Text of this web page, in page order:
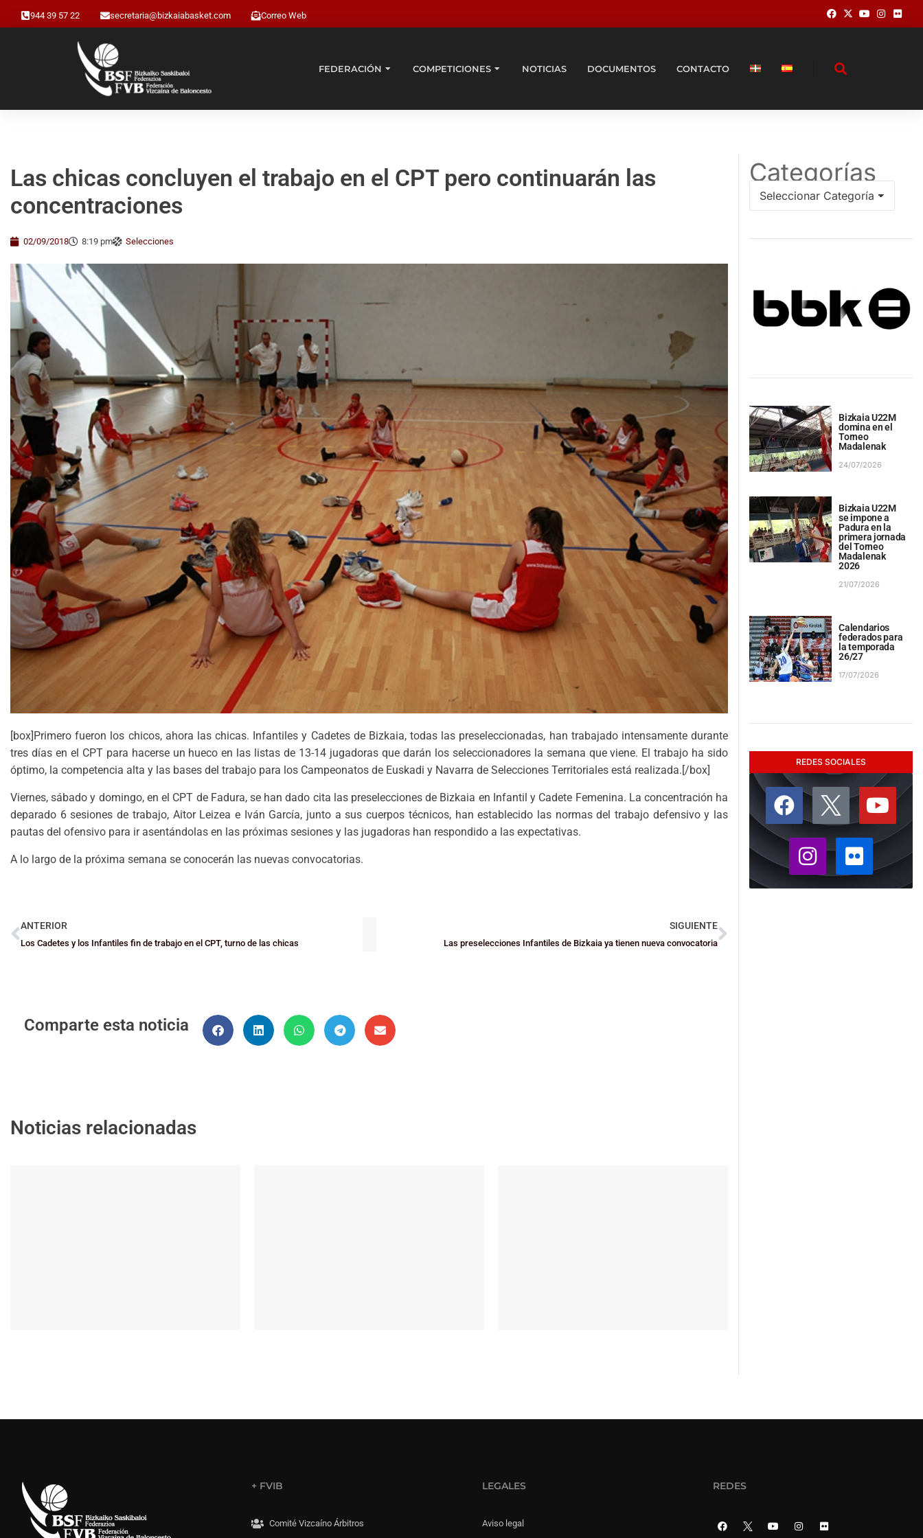
944 39 57 22 secretaria@bizkaiabasket.com Correo Web
FEDERACIÓN COMPETICIONES NOTICIAS DOCUMENTOS CONTACTO
Las chicas concluyen el trabajo en el CPT pero continuarán las
concentraciones
02/09/2018 8:19 pm Selecciones
[box]Primero fueron los chicos, ahora las chicas. Infantiles y Cadetes de Bizkaia, todas las preseleccionadas, han trabajado intensamente durante
tres días en el CPT para hacerse un hueco en las listas de 13-14 jugadoras que darán los seleccionadores la semana que viene. El trabajo ha sido
óptimo, la competencia alta y las bases del trabajo para los Campeonatos de Euskadi y Navarra de Selecciones Territoriales está realizada.[/box]
Viernes, sábado y domingo, en el CPT de Fadura, se han dado cita las preselecciones de Bizkaia en Infantil y Cadete Femenina. La concentración ha
deparado 6 sesiones de trabajo, Aitor Leizea e Iván García, junto a sus cuerpos técnicos, han establecido las normas del trabajo defensivo y las
pautas del ofensivo para ir asentándolas en las próximas sesiones y las jugadoras han respondido a las expectativas.
A lo largo de la próxima semana se conocerán las nuevas convocatorias.
ANTERIOR
Los Cadetes y los Infantiles fin de trabajo en el CPT, turno de las chicas
SIGUIENTE
Las preselecciones Infantiles de Bizkaia ya tienen nueva convocatoria
Comparte esta noticia
Noticias relacionadas
Categorías
Bizkaia U22M
domina en el
Torneo
Madalenak
24/07/2026
Bizkaia U22M
se impone a
Padura en la
primera jornada
del Torneo
Madalenak
2026
21/07/2026
Calendarios
federados para
la temporada
26/27
17/07/2026
REDES SOCIALES
+ FVIB
Comité Vizcaíno Árbitros
LEGALES
Aviso legal
REDES